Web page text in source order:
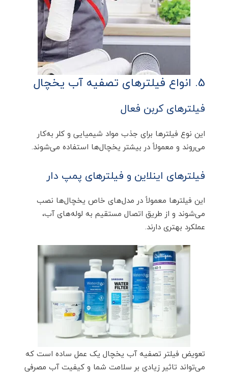
5. انواع فیلترهای تصفیه آب یخچال
فیلترهای کربن فعال
این نوع فیلترها برای جذب مواد شیمیایی و کلر به‌کار
می‌روند و معمولاً در بیشتر یخچال‌ها استفاده می‌شوند.
فیلترهای اینلاین و فیلترهای پمپ دار
این فیلترها معمولاً در مدل‌های خاص یخچال‌ها نصب
می‌شوند و از طریق اتصال مستقیم به لوله‌های آب،
عملکرد بهتری دارند.
تعویض فیلتر تصفیه آب یخچال یک عمل ساده است که
می‌تواند تاثیر زیادی بر سلامت شما و کیفیت آب مصرفی